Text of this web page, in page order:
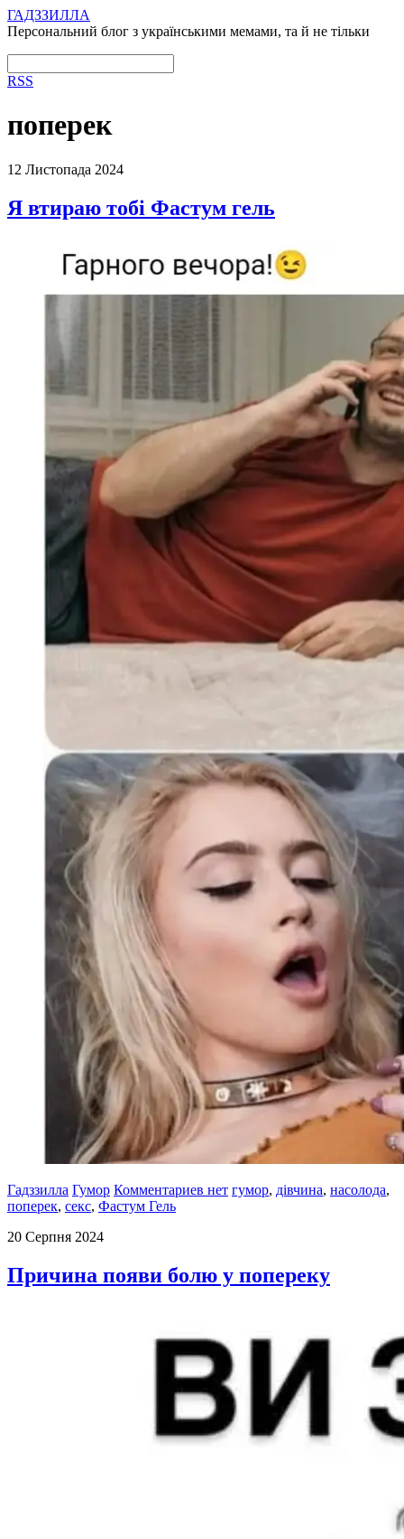
ГАДЗЗИЛЛА
Персональний блог з українськими мемами, та й не тільки
RSS
поперек
12 Листопада 2024
Я втираю тобі Фастум гель
Гадззилла Гумор Комментариев нет гумор, дівчина, насолода,
поперек, секс, Фастум Гель
20 Серпня 2024
Причина появи болю у попереку